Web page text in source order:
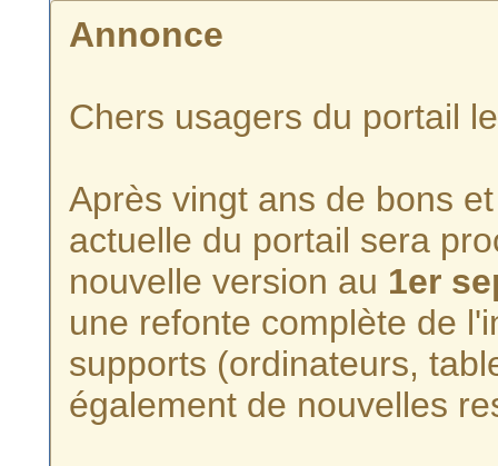
Annonce
Chers usagers du portail
Après vingt ans de bons
actuelle du portail sera
nouvelle version au 1er
une refonte complète de
supports (ordinateurs,
également de nouvelles